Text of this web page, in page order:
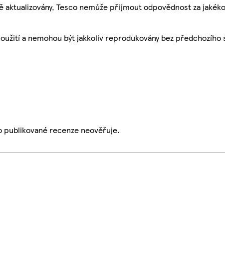
Tesco nemůže přijmout odpovědnost za
a nemohou být jakkoliv reprodukovány bez předchozího
publikované recenze neověřuje.